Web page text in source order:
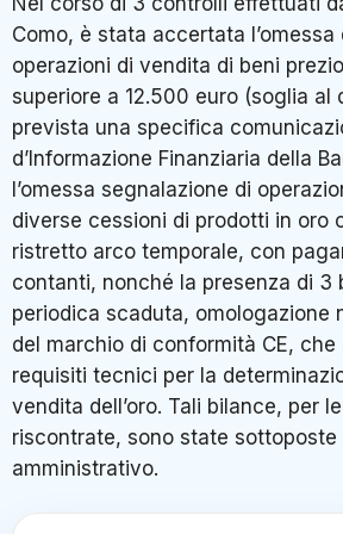
Como, è stata accertata
operazioni di vendita di beni
superiore a 12.500 euro (soglia al
prevista una specifica
d’Informazione Finanziaria della
l’omessa segnalazione di
diverse cessioni di prodotti in oro
ristretto arco temporale, con
contanti, nonché la presenza di 3
periodica scaduta, omologazione
del marchio di conformità CE,
requisiti tecnici per la
vendita dell’oro. Tali bilance, per
riscontrate, sono state sottoposte
amministrativo.